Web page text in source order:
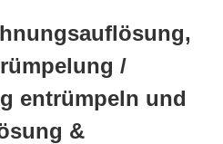
/
entrümpeln und
&